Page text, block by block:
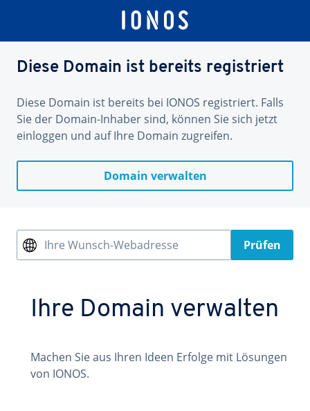
Diese Domain ist bereits registriert
Diese Domain ist bereits bei IONOS registriert. Falls
Sie der Domain-Inhaber sind, können Sie sich jetzt
einloggen und auf Ihre Domain zugreifen.
Domain verwalten
Ihre Wunsch-Webadresse Prüfen
Ihre Domain verwalten
Machen Sie aus Ihren Ideen Erfolge mit Lösungen
von IONOS.